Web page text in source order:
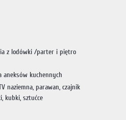
z lodówki /parter i piętro
aneksów kuchennych
naziemna, parawan, czajnik
kubki, sztućce